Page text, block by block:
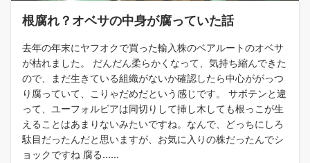
根腐れ？オベサの中身が腐っていた話
去年の年末にヤフオクで買った輸入株のベアルートのオベサ
が枯れました。 だんだん柔らかくなって、気持ち縮んできた
ので、まだ生きている組織がないか確認したら中心ががっつ
り腐っていて、こりゃだめだという感じです。 サボテンと違
って、ユーフォルビアは同切りして挿し木しても根っこが生
えることはあまりないみたいですね。なんで、どっちにしろ
駄目だったんだと思いますが、お気に入りの株だったんでシ
ョックですね 腐る......